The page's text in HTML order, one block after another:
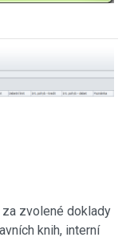
zvolené doklady
knih, interní